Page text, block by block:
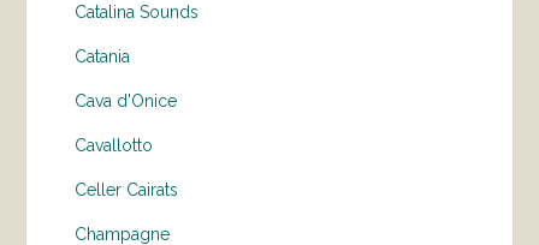
Catalina Sounds
Catania
Cava d'Onice
Cavallotto
Celler Cairats
Champagne